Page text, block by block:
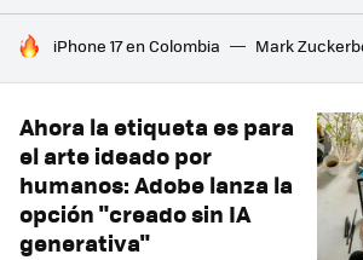
HOY SE HABLA DE
iPhone 17 en Colombia Mark
Ahora la etiqueta es para
el arte ideado por
humanos: Adobe lanza la
opción "creado sin IA
generativa"